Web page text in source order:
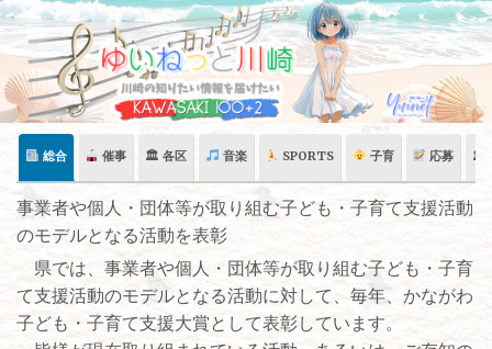
Skip
content
総合 催事 🏛 各区 音楽 SPORTS 子育 応募 🏛
事業者や個人・団体等が取り組む子ども・子育て支援活動
のモデルとなる活動を表彰
県では、事業者や個人・団体等が取り組む子ども・子育
て支援活動のモデルとなる活動に対して、毎年、かながわ
子ども・子育て支援大賞として表彰しています。